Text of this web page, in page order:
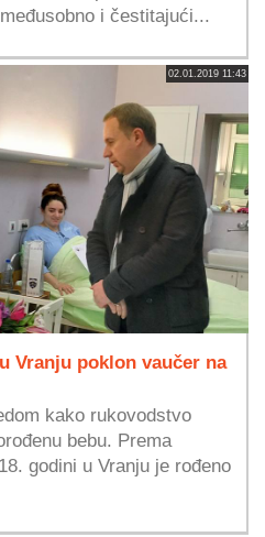
i čestitajući...
02.01.2019 11:43
Vranju poklon vaučer na
kako rukovodstvo
bebu. Prema
godini u Vranju je rođeno